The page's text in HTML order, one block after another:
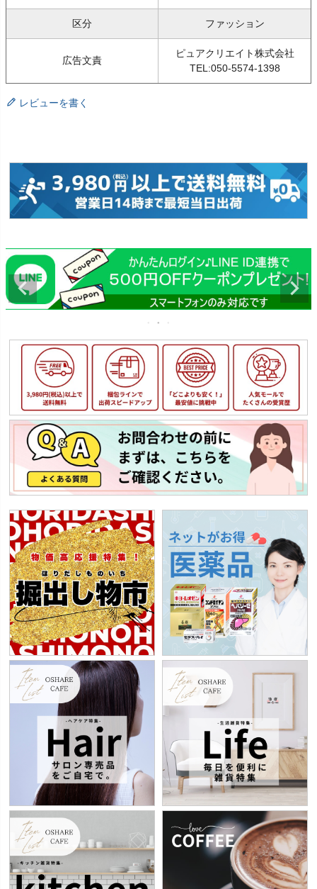
区分 ファッション
広告文責
ピュアクリエイト株式会社
TEL:050-5574-1398
レビューを書く